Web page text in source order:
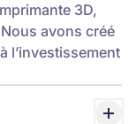
3D,
avons créé
l’investissement